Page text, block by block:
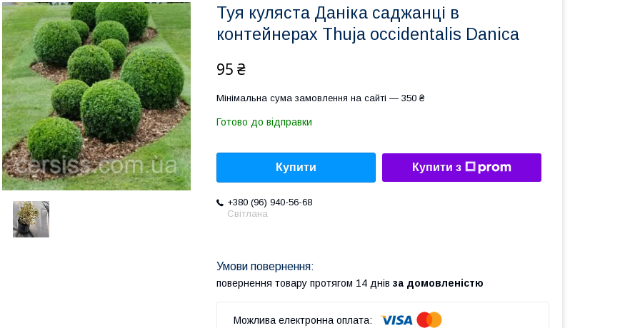
Туя куляста Даніка саджанці в
контейнерах Thuja occidentalis Danica
95 ₴
Мінімальна сума замовлення на сайті — 350 ₴
Готово до відправки
Купити Купити з
+380 (96) 940-56-68
Світлана
повернення товару протягом 14 днів за домовленістю